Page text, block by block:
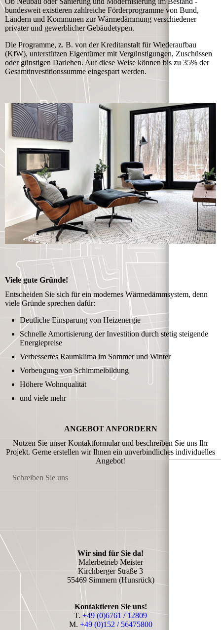
bundesweit existieren zahlreiche Förderprogramme von Bund,
Ländern und Kommunen zur Wärmedämmung verschiedener
privater und gewerblicher Gebäudetypen.
Die Programme, z. B. von der Kreditanstalt für Wiederaufbau
(KfW), unterstützen Eigentümer mit Vergünstigungen, Zuschüssen
oder günstigen Darlehen. Auf diese Weise können bis zu 35% der
Gesamtinvestitionssumme eingespart werden.
Viele gute Gründe!
Entscheiden Sie sich für ein modernes Wärmedämmsystem, denn
viele Gründe sprechen dafür:
Deutliche Einsparung von Heizenergie
Schnelle Amortisierung der Investition durch stetig steigende
Energiepreise
Verbessertes Raumklima im Sommer und Winter
Vorbeugung von Schimmelbildung
Höhere Wohnqualität
und viele mehr
ANGEBOT ANFORDERN
Nutzen Sie unser Kontaktformular und beschreiben Sie uns Ihr
Projekt. Gerne erstellen wir Ihnen ein unverbindliches individuelles
Angebot!
Schreiben Sie uns
Wir sind für Sie da!
Malerbetrieb Meister
Kirchberger Straße 3
55469 Simmern (Hunsrück)
Kontaktieren Sie uns!
T. +49 (0)6761 / 12809
M. +49 (0)152 / 56475800